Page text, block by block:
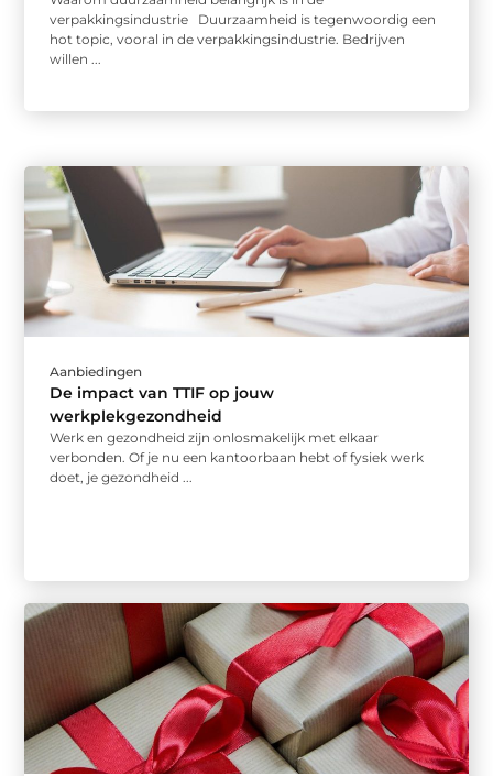
verpakkingsindustrie Duurzaamheid is tegenwoordig een
hot topic, vooral in de verpakkingsindustrie. Bedrijven
willen ...
Aanbiedingen
De impact van TTIF op jouw
werkplekgezondheid
Werk en gezondheid zijn onlosmakelijk met elkaar
verbonden. Of je nu een kantoorbaan hebt of fysiek werk
doet, je gezondheid ...